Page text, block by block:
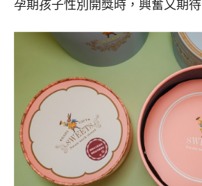
孕期孩子性別開獎時，興奮又期待